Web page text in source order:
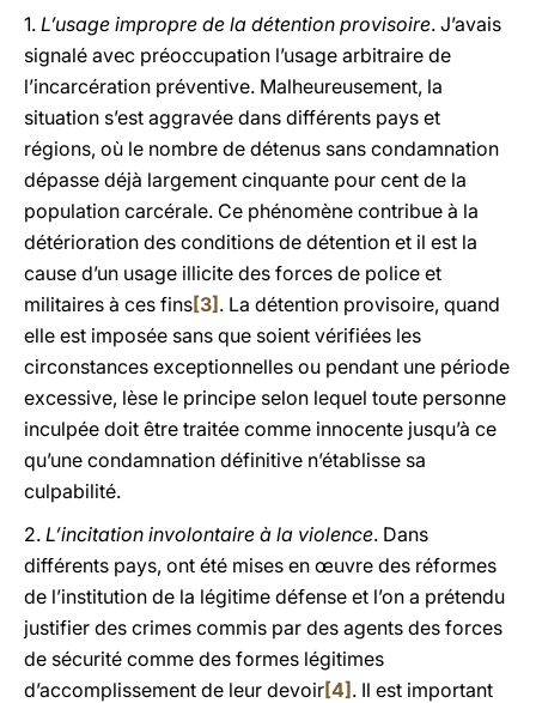
1. L’usage impropre de la détention provisoire. J’avais
signalé avec préoccupation l’usage arbitraire de
l’incarcération préventive. Malheureusement, la
situation s’est aggravée dans différents pays et
régions, où le nombre de détenus sans condamnation
dépasse déjà largement cinquante pour cent de la
population carcérale. Ce phénomène contribue à la
détérioration des conditions de détention et il est la
cause d’un usage illicite des forces de police et
militaires à ces fins[3] . La détention provisoire, quand
elle est imposée sans que soient vérifiées les
circonstances exceptionnelles ou pendant une période
excessive, lèse le principe selon lequel toute personne
inculpée doit être traitée comme innocente jusqu’à ce
qu’une condamnation définitive n’établisse sa
culpabilité.
2. L’incitation involontaire à la violence. Dans
différents pays, ont été mises en œuvre des réformes
de l’institution de la légitime défense et l’on a prétendu
justifier des crimes commis par des agents des forces
de sécurité comme des formes légitimes
d’accomplissement de leur devoir[4] . Il est important